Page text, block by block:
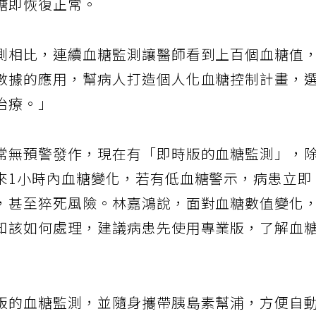
恢復正常。
相比，連續血糖監測讓醫師看到上百個血糖值
據的應用，幫病人打造個人化血糖控制計畫，
。」
無預警發作，現在有「即時版的血糖監測」，
小時內血糖變化，若有低血糖警示，病患立即
甚至猝死風險。林嘉鴻說，面對血糖數值變化
該如何處理，建議病患先使用專業版，了解血